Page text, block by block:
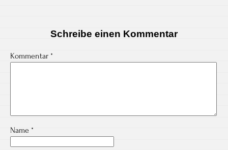
Schreibe einen Kommentar
Kommentar *
Name *